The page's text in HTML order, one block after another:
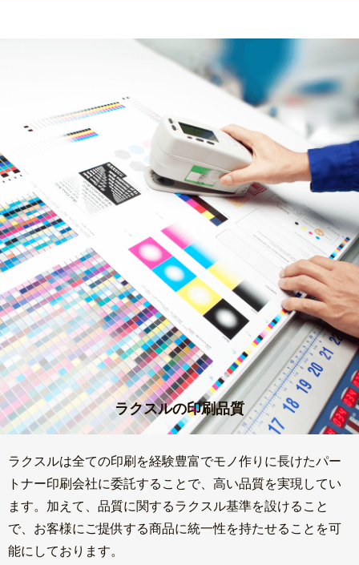
ラクスルの印刷品質
ラクスルは全ての印刷を経験豊富でモノ作りに長けたパー
トナー印刷会社に委託することで、高い品質を実現してい
ます。加えて、品質に関するラクスル基準を設けること
で、お客様にご提供する商品に統一性を持たせることを可
能にしております。